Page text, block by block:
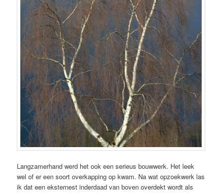
Langzamerhand werd het ook een serieus bouwwerk. Het leek
wel of er een soort overkapping op kwam. Na wat opzoekwerk las
ik dat een eksternest inderdaad van boven overdekt wordt als